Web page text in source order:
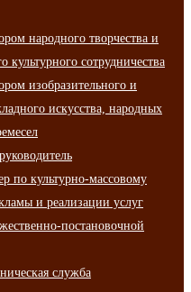
народного творчества и
культурного сотрудничества
изобразительного и
искусства, народных
по культурно-массовому
и реализации услуг
постановочной
служба